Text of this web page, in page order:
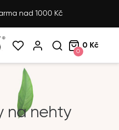
nad 1000 Kč
0
0 Kč
na nehty